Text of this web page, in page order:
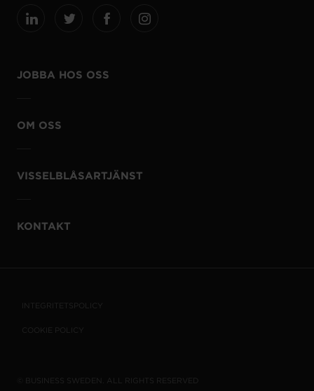
JOBBA HOS OSS
OM OSS
VISSELBLÅSARTJÄNST
KONTAKT
INTEGRITETSPOLICY
COOKIE POLICY
© BUSINESS SWEDEN. ALL RIGHTS RESERVED